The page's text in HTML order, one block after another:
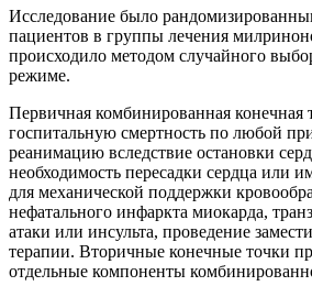
Исследование было
пациентов в группы лечения
происходило методом случайного
режиме.
Первичная комбинированная конечная
госпитальную смертность по любой
реанимацию вследствие остановки
необходимость пересадки сердца или
для механической поддержки
нефатального инфаркта миокарда,
атаки или инсульта, проведение
терапии. Вторичные конечные точки
отдельные компоненты